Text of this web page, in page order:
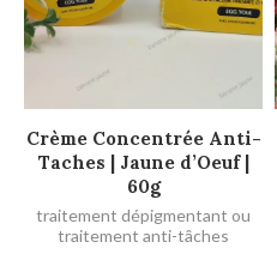
AJOUTER AU PANIER
Crème Concentrée Anti-
Taches | Jaune d’Oeuf |
60g
traitement dépigmentant ou
traitement anti-tâches